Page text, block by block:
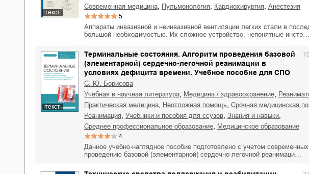
текст
современная медицина пульмонология кардиохирургия анестезия
5
Аппараты инвазивной и неинвазивной вентиляции легких стали в
большой необходимостью. Их сложное устройство, непонятные инстр…
текст
Терминальные состояния. Алгоритм проведения базовой
(элементарной) сердечно-легочной реанимации в
условиях дефицита времени. Учебное пособие для СПО
С. Ю. Борисова
учебная и научная литература
медицина / здравоохранение
практическая медицина
неотложная помощь
срочная медицинская
реанимация
учебники и пособия для ссузов знания и навыки
среднее профессиональное образование медицинское образование
4
Данное учебно-наглядное пособие подготовлено с учетом
проведению базовой (элементарной) сердечно-легочной реанимаци…